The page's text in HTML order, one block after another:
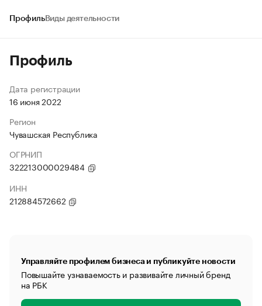
ПрофильВиды деятельности
Профиль
Дата регистрации
16 июня 2022
Регион
Чувашская Республика
ОГРНИП
322213000029484
ИНН
212884572662
Управляйте профилем бизнеса и публикуйте новости
Повышайте узнаваемость и развивайте личный бренд
на РБК